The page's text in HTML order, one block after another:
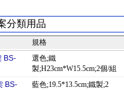
分類用品
規格
BS-
選色;鐵
製;H23cm*W15.5cm;2個/組
BS-
藍色;19.5*13.5cm;鐵製;2